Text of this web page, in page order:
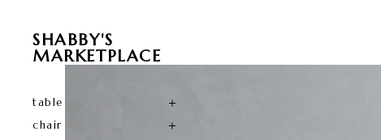
SHABBY'S
MARKETPLACE
table
chair